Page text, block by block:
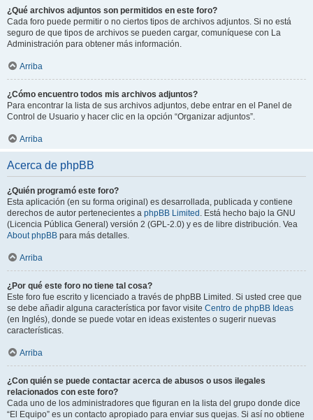
¿Qué archivos adjuntos son permitidos en este foro?
Cada foro puede permitir o no ciertos tipos de archivos adjuntos. Si no está
seguro de que tipos de archivos se pueden cargar, comuníquese con La
Administración para obtener más información.
Arriba
¿Cómo encuentro todos mis archivos adjuntos?
Para encontrar la lista de sus archivos adjuntos, debe entrar en el Panel de
Control de Usuario y hacer clic en la opción “Organizar adjuntos”.
Arriba
Acerca de phpBB
¿Quién programó este foro?
Esta aplicación (en su forma original) es desarrollada, publicada y contiene
derechos de autor pertenecientes a phpBB Limited . Está hecho bajo la GNU
(Licencia Pública General) versión 2 (GPL-2.0) y es de libre distribución. Vea
About phpBB para más detalles.
Arriba
¿Por qué este foro no tiene tal cosa?
Este foro fue escrito y licenciado a través de phpBB Limited. Si usted cree que
se debe añadir alguna característica por favor visite Centro de phpBB Ideas
(en Inglés), donde se puede votar en ideas existentes o sugerir nuevas
características.
Arriba
¿Con quién se puede contactar acerca de abusos o usos ilegales
relacionados con este foro?
Cada uno de los administradores que figuran en la lista del grupo donde dice
“El Equipo” es un contacto apropiado para enviar sus quejas. Si así no obtiene